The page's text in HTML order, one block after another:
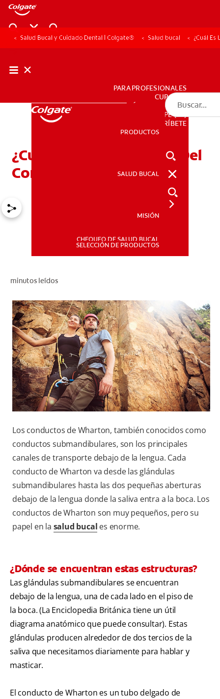
PRODUCTOS
PARA PROFESIONALES
CUPONES
DÓNDE COMPRAR
PE (ES)
PARA PROFESIONALES
CUPONES
DÓNDE COMPRAR
PE (ES)
SUSCRÍBETE
PRODUCTOS
SALUD BUCAL
MISIÓN
CHEQUEO DE SALUD BUCAL
SELECCIÓN DE PRODUCTOS
Salud Bucal y Cuidado Dental | Colgate® Salud bucal ¿Cuál
¿Cuál Es La Importancia Del
Conducto De Wharton?
minutos leídos
Los conductos de Wharton, también conocidos como
conductos submandibulares, son los principales
canales de transporte debajo de la lengua. Cada
conducto de Wharton va desde las glándulas
submandibulares hasta las dos pequeñas aberturas
debajo de la lengua donde la saliva entra a la boca. Los
conductos de Wharton son muy pequeños, pero su
papel en la salud bucal es enorme.
¿Dónde se encuentran estas estructuras?
Las glándulas submandibulares se encuentran
debajo de la lengua, una de cada lado en el piso de
la boca. (La Enciclopedia Británica tiene un útil
diagrama anatómico que puede consultar). Estas
glándulas producen alrededor de dos tercios de la
saliva que necesitamos diariamente para hablar y
masticar.
El conducto de Wharton es un tubo delgado de